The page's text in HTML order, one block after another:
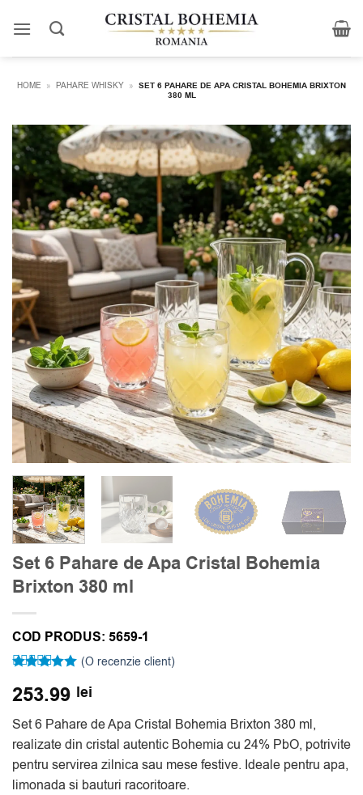
HOME » PAHARE WHISKY » SET 6 PAHARE DE APA CRISTAL BOHEMIA BRIXTON
380 ML
Set 6 Pahare de Apa Cristal Bohemia
Brixton 380 ml
COD PRODUS: 5659-1
5din 5 pe
singure
(O recenzie client)
253.99 lei
Set 6 Pahare de Apa Cristal Bohemia Brixton 380 ml,
realizate din cristal autentic Bohemia cu 24% PbO, potrivite
pentru servirea zilnica sau mese festive. Ideale pentru apa,
limonada si bauturi racoritoare.